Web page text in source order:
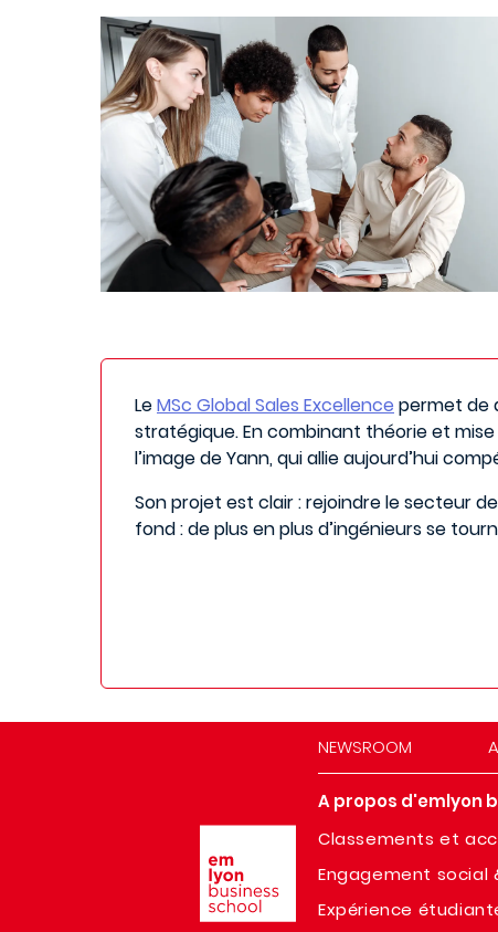
LeMSc Global Sales Excellence permet de
stratégique. En combinant théorie et
l’image de Yann, qui allie aujourd’hui
Son projet est clair : rejoindre le secteur
fond : de plus en plus d’ingénieurs se
NEWSROOM
A propos d'emlyon
Classements et
Engagement social
Expérience